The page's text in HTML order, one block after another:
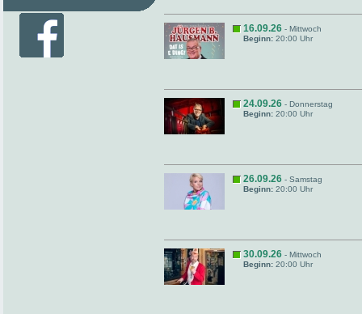
16.09.26 - Mittwoch
Beginn: 20:00 Uhr
24.09.26 - Donnerstag
Beginn: 20:00 Uhr
26.09.26 - Samstag
Beginn: 20:00 Uhr
30.09.26 - Mittwoch
Beginn: 20:00 Uhr